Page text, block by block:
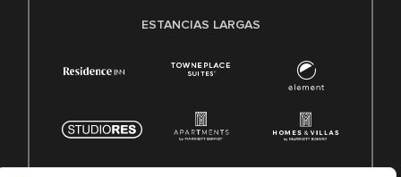
ESTANCIAS LARGAS